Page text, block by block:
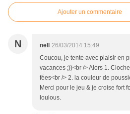
Ajouter un commentaire
N nell
26/03/2014 15:49
Coucou, je tente avec plaisir en
vacances ;))<br /> Alors 1.
fées<br /> 2. la couleur de
Merci pour le jeu & je croise fort
loulous.